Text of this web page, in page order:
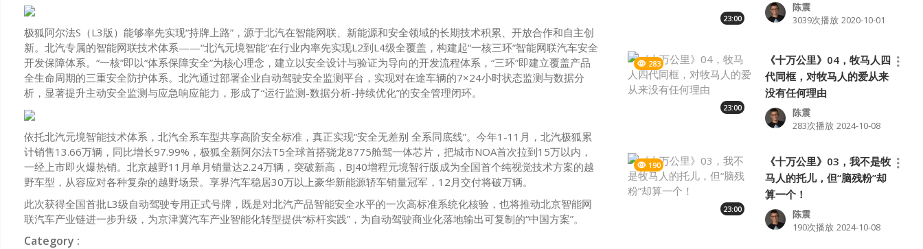
极狐阿尔法S（L3版）能够率先实现“持牌上路”，源于北汽在智能网联、新能源和安全领域的长期技术积累、开放合作和自主创
新。北汽专属的智能网联技术体系——“北汽元境智能”在行业内率先实现L2到L4级全覆盖，构建起“一核三环”智能网联汽车安全
开发保障体系。“一核”即以“体系保障安全”为核心理念，建立以安全设计与验证为导向的开发流程体系，“三环”即建立覆盖产品
全生命周期的三重安全防护体系。北汽通过部署企业自动驾驶安全监测平台，实现对在途车辆的7×24小时状态监测与数据分
析，显著提升主动安全监测与应急响应能力，形成了“运行监测-数据分析-持续优化”的安全管理闭环。
依托北汽元境智能技术体系，北汽全系车型共享高阶安全标准，真正实现“安全无差别 全系同底线”。今年1-11月，北汽极狐累
计销售13.66万辆，同比增长97.99%，极狐全新阿尔法T5全球首搭骁龙8775舱驾一体芯片，把城市NOA首次拉到15万以内，
一经上市即火爆热销。北京越野11月单月销量达2.24万辆，突破新高，BJ40增程元境智行版成为全国首个纯视觉技术方案的越
野车型，从容应对各种复杂的越野场景。享界汽车稳居30万以上豪华新能源轿车销量冠军，12月交付将破万辆。
此次获得全国首批L3级自动驾驶专用正式号牌，既是对北汽产品智能安全水平的一次高标准系统化核验，也将推动北京智能网
联汽车产业链进一步升级，为京津冀汽车产业智能化转型提供“标杆实践”，为自动驾驶商业化落地输出可复制的“中国方案”。
Category :
23:00
陈震
3039次播放 2020-10-01
283
23:00
《十万公里》04，牧马人四
代同框，对牧马人的爱从来
没有任何理由
陈震
283次播放 2024-10-08
190
23:00
《十万公里》03，我不是牧
马人的托儿，但“脑残粉”却
算一个！
陈震
190次播放 2024-10-08